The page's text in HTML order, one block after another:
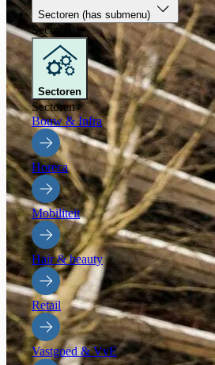
Sectoren (has submenu)
Sectoren
Sectoren
Sectoren
Bouw & Infra
Horeca
Mobiliteit
Hair & beauty
Retail
Vastgoed & VvE